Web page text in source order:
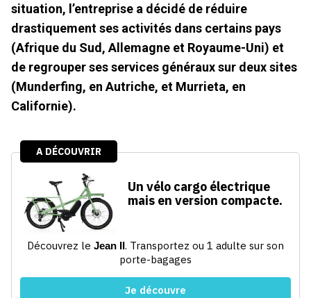
situation, l’entreprise a décidé de réduire
drastiquement ses activités dans certains pays
(Afrique du Sud, Allemagne et Royaume-Uni) et
de regrouper ses services généraux sur deux sites
(Munderfing, en Autriche, et Murrieta, en
Californie).